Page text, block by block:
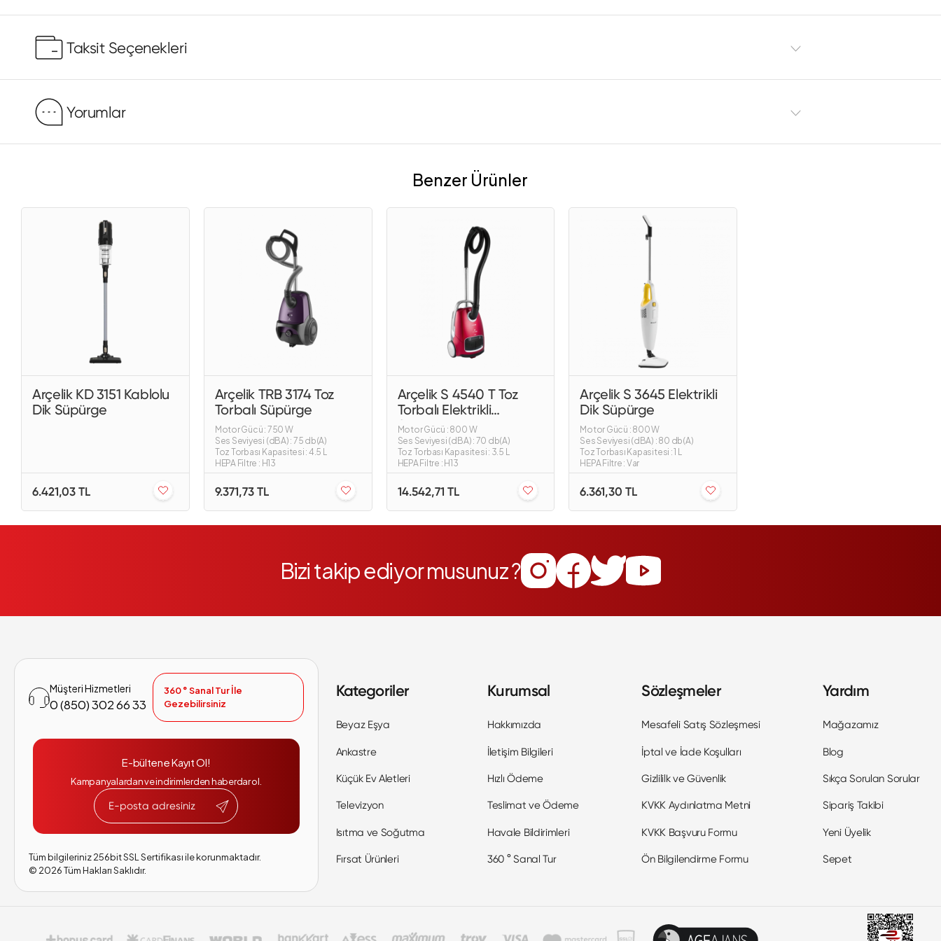
Taksit Seçenekleri
Yorumlar
Benzer Ürünler
Arçelik KD 3151 Kablolu
Dik Süpürge
6.421,03 TL
Arçelik TRB 3174 Toz
Torbalı Süpürge
Motor Gücü : 750 W
Ses Seviyesi (dBA) : 75 db(A)
Toz Torbası Kapasitesi : 4.5 L
HEPA Filtre : H13
9.371,73 TL
Arçelik S 4540 T Toz
Torbalı Elektrikli
Süpürge
Motor Gücü : 800 W
Ses Seviyesi (dBA) : 70 db(A)
Toz Torbası Kapasitesi : 3.5 L
HEPA Filtre : H13
14.542,71 TL
Arçelik S 3645 Elektrikli
Dik Süpürge
Motor Gücü : 800 W
Ses Seviyesi (dBA) : 80 db(A)
Toz Torbası Kapasitesi : 1 L
HEPA Filtre : Var
6.361,30 TL
Bizi takip ediyor musunuz ?
Müşteri Hizmetleri
0 (850) 302 66 33
360 ° Sanal Tur İle
Gezebilirsiniz
E-bültene Kayıt Ol!
Kampanyalardan ve indirimlerden haberdar ol.
Tüm bilgileriniz 256bit SSL Sertifikası ile korunmaktadır.
© 2026Tüm Hakları Saklıdır.
Kategoriler
Beyaz Eşya
Ankastre
Küçük Ev Aletleri
Televizyon
Isıtma ve Soğutma
Fırsat Ürünleri
Kurumsal
Hakkımızda
İletişim Bilgileri
Hızlı Ödeme
Teslimat ve Ödeme
Havale Bildirimleri
360 ° Sanal Tur
Sözleşmeler
Mesafeli Satış Sözleşmesi
İptal ve İade Koşulları
Gizlililk ve Güvenlik
KVKK Aydınlatma Metni
KVKK Başvuru Formu
Ön Bilgilendirme Formu
Yardım
Mağazamız
Blog
Sıkça Sorulan Sorular
Sipariş Takibi
Yeni Üyelik
Sepet